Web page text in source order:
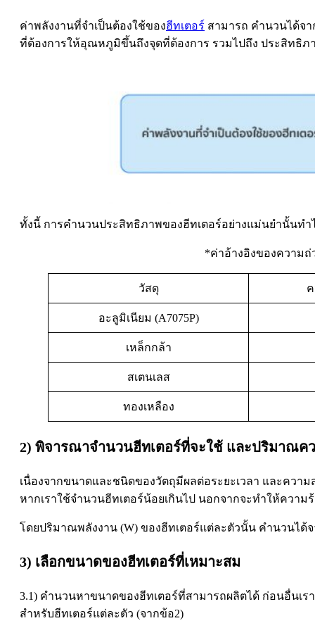
ค่าพลังงานที่จำเป็นต้องใช้ของฮีทเตอร์ สามารถ คำนวนได้จ
ที่ต้องการให้อุณหภูมิขึ้นถึงจุดที่ต้องการ รวมไปถึง ประสิทธิ
ทั้งนี้ การคำนวนประสิทธิภาพของฮีทเตอร์อย่างแม่นยำนั้นท
*ค่าอ้างอิงของความถ่
วัสดุ
อะลูมิเนียม (A7075P)
เหล็กกล้า
สเตนเลส
ทองเหลือง
2) พิจารณาจำนวนฮีทเตอร์ที่จะใช้ และปริมาณค
เนื่องจากขนาดและชนิดของวัตถุมีผลต่อระยะเวลา และควา
หากเราใช้จำนวนฮีทเตอร์น้อยเกินไป นอกจากจะทำให้ควา
โดยปริมาณพลังงาน (W) ของฮีทเตอร์แต่ละตัวนั้น คำนวนไ
3) เลือกขนาดของฮีทเตอร์ที่เหมาะสม
3.1) คำนวนหาขนาดของฮีทเตอร์ที่สามารถผลิตได้ ก่อนอื่นเ
สำหรับฮีทเตอร์แต่ละตัว (จากข้อ2)